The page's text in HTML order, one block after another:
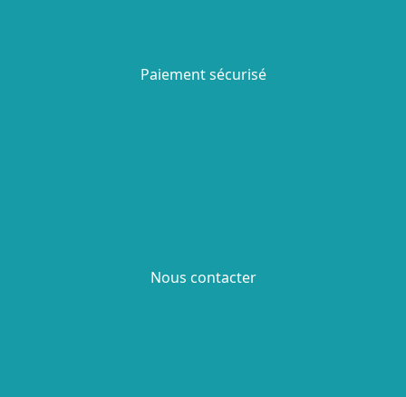
Paiement sécurisé
Nous contacter